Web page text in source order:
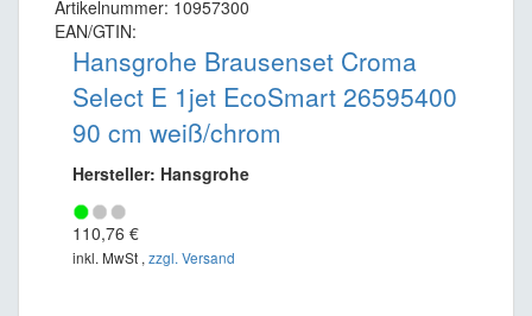
Artikelnummer: 10957300
EAN/GTIN:
Hansgrohe Brausenset Croma
Select E 1jet EcoSmart 26595400
90 cm weiß/chrom
Hersteller: Hansgrohe
110,76 €
inkl. MwSt , zzgl. Versand